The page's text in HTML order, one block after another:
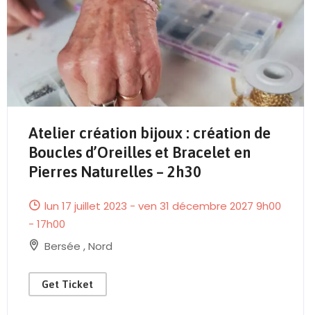
Send Mail
Atelier création bijoux : création de
Boucles d’Oreilles et Bracelet en
Pierres Naturelles – 2h30
lun 17 juillet 2023 - ven 31 décembre 2027 9h00
- 17h00
Bersée ,Nord
Get Ticket